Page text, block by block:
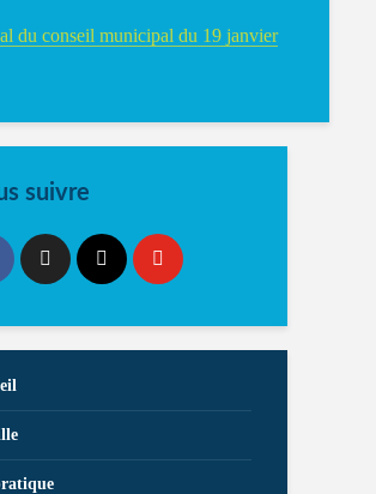
du conseil municipal du 19 janvier
suivre